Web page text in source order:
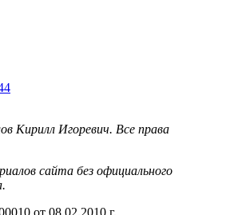
Кирилл Игоревич. Все права
сайта без официального
от 08.02.2010 г.